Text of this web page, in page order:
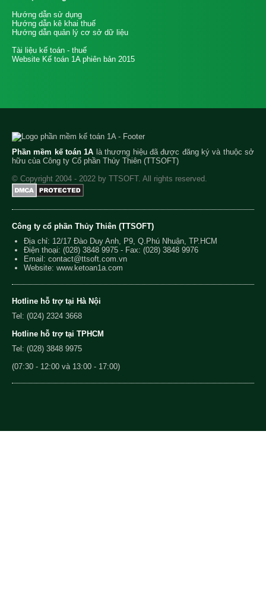
Hướng dẫn sử dụng
Hướng dẫn kê khai thuế
Hướng dẫn quản lý cơ sở dữ liệu
Tài liệu kế toán - thuế
Website Kế toán 1A phiên bản 2015
Phần mềm kế toán 1A là thương hiệu đã được đăng ký và thuộc sở
hữu của Công ty Cổ phần Thủy Thiên (TTSOFT)
© Copyright 2004 - 2022 by TTSOFT. All rights reserved.
Công ty cổ phần Thủy Thiên (TTSOFT)
Địa chỉ: 12/17 Đào Duy Anh, P9, Q.Phú Nhuận, TP.HCM
Điện thoại: (028) 3848 9975 - Fax: (028) 3848 9976
Email: contact@ttsoft.com.vn
Website: www.ketoan1a.com
Hotline hỗ trợ tại Hà Nội
Tel: (024) 2324 3668
Hotline hỗ trợ tại TPHCM
Tel: (028) 3848 9975
(07:30 - 12:00 và 13:00 - 17:00)